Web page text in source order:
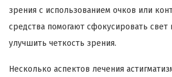
зрения с использованием очков или
средства помогают сфокусировать свет
улучшить четкость зрения.
Несколько аспектов лечения